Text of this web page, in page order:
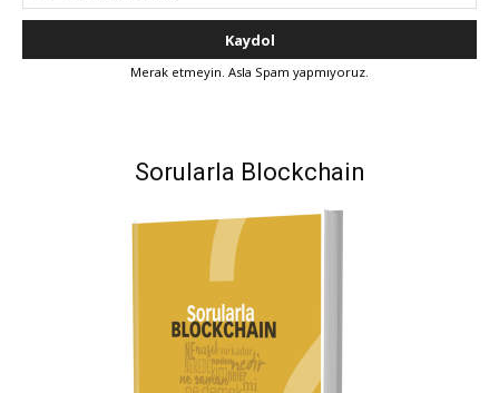
Merak etmeyin. Asla Spam yapmıyoruz.
Sorularla Blockchain